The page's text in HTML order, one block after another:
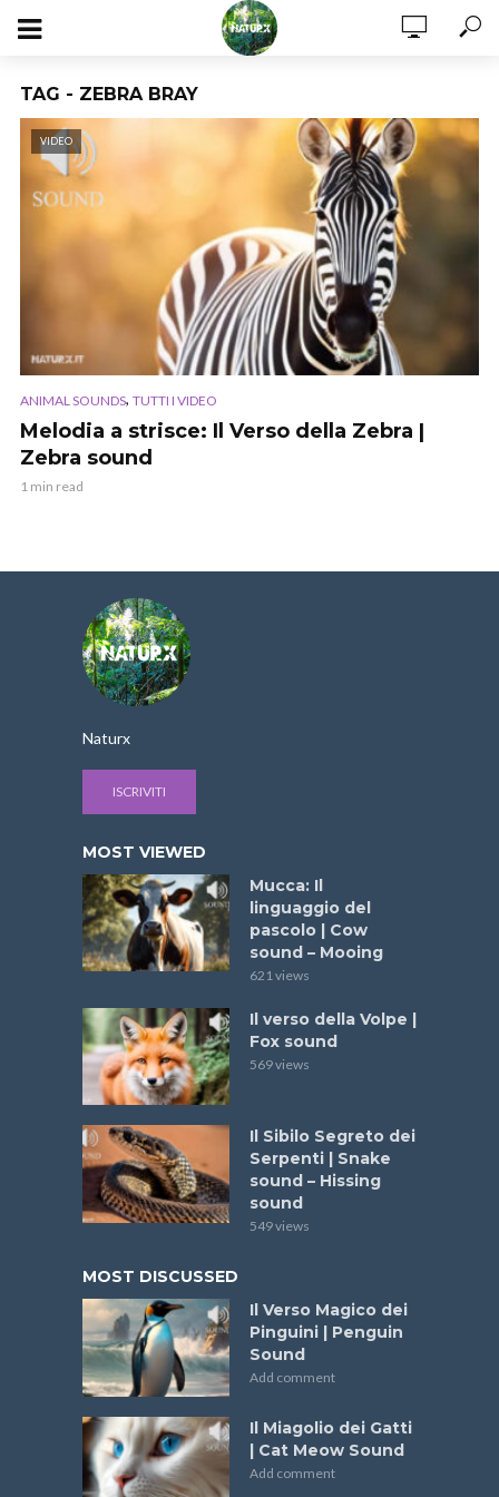
TAG - ZEBRA BRAY
VIDEO
ANIMAL SOUNDS, TUTTI I VIDEO
Melodia a strisce: Il Verso della Zebra |
Zebra sound
1 min read
Naturx
ISCRIVITI
MOST VIEWED
Mucca: Il
linguaggio del
pascolo | Cow
sound – Mooing
621 views
Il verso della Volpe |
Fox sound
569 views
Il Sibilo Segreto dei
Serpenti | Snake
sound – Hissing
sound
549 views
MOST DISCUSSED
Il Verso Magico dei
Pinguini | Penguin
Sound
Add comment
Il Miagolio dei Gatti
| Cat Meow Sound
Add comment